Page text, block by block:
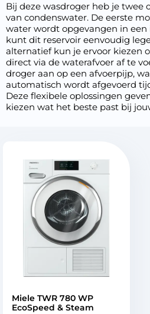
Bij deze wasdroger heb je twee
van condenswater. De eerste
water wordt opgevangen in een
kunt dit reservoir eenvoudig
alternatief kun je ervoor kiezen
direct via de waterafvoer af te
droger aan op een afvoerpijp,
automatisch wordt afgevoerd
Deze flexibele oplossingen
kiezen wat het beste past bij
Miele TWR 780 WP
EcoSpeed & Steam